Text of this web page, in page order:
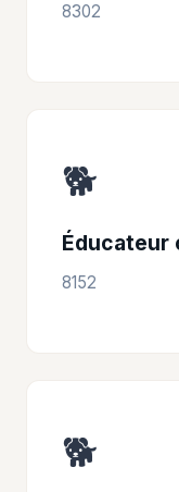
8302
🐕
Éducateur
8152
🐕